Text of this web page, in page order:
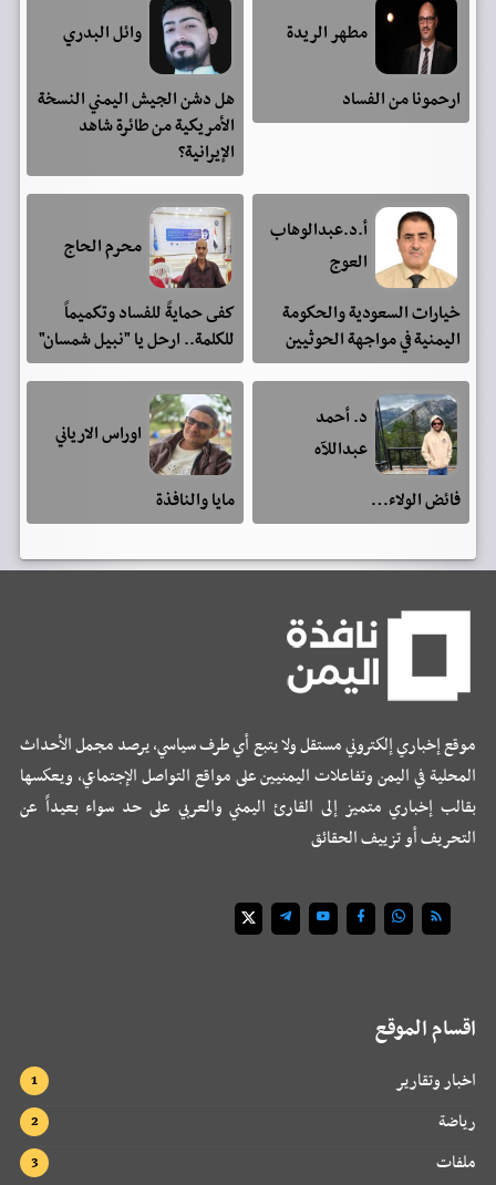
مطهر الريدة
ارحمونا من الفساد
وائل البدري
هل دشن الجيش اليمني النسخة
الأمريكية من طائرة شاهد
الإيرانية؟
أ.د.عبدالوهاب
العوج
خيارات السعودية والحكومة
اليمنية في مواجهة الحوثيين
محرم الحاج
كفى حمايةً للفساد وتكميماً
للكلمة.. ارحل يا "نبيل شمسان"
د. أحمد
عبداللآه
فائض الولاء…
اوراس الارياني
مايا والنافذة
موقع إخباري إلكتروني مستقل ولا يتبع أي طرف سياسي، يرصد مجمل الأحداث
المحلية في اليمن وتفاعلات اليمنيين على مواقع التواصل الإجتماعي، ويعكسها
بقالب إخباري متميز إلى القارئ اليمني والعربي على حد سواء بعيداً عن
التحريف أو تزييف الحقائق
اقسام الموقع
اخبار وتقارير
رياضة
ملفات